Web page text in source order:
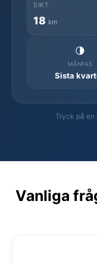
SIKT
18 km
🌗
MÅNFAS
Sista
Tryck på en
Vanliga